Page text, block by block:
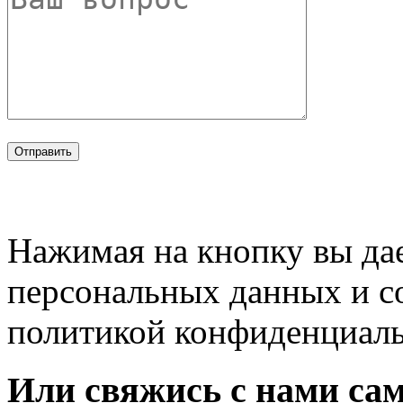
Нажимая на кнопку вы
персональных данных и
политикой
Или свяжись с нами